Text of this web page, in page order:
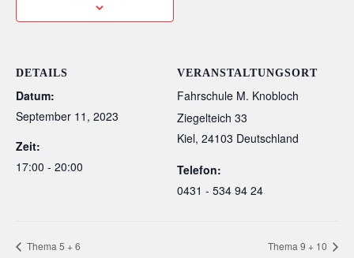
DETAILS
Datum:
September 11, 2023
Zeit:
17:00 - 20:00
VERANSTALTUNGSORT
Fahrschule M. Knobloch
Ziegelteich 33
Kiel, 24103 Deutschland
Telefon:
0431 - 534 94 24
Thema 5 + 6 Thema 9 + 10